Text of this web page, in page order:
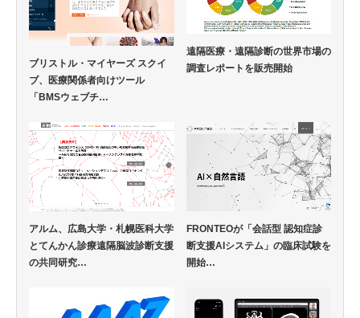
ブリストル・マイヤーズ スクイ
ブ、医療関係者向けツール
「BMSウェブチ…
遠隔医療・遠隔診断の世界市場の
調査レポートを販売開始
アルム、広島大学・札幌医科大学
とてんかん診療遠隔脳波診断支援
の共同研究…
FRONTEOが「会話型 認知症診
断支援AIシステム」の臨床試験を
開始…